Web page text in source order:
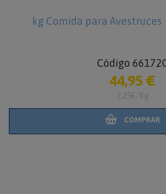
kg Comida para Avestruces
Código 661720
44,95 €
2,25€/Kg
COMPRAR